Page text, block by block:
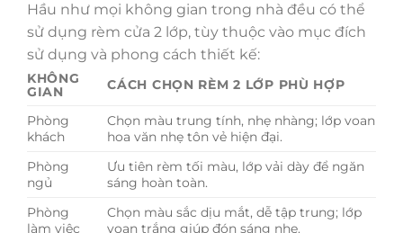
Hầu như mọi không gian trong nhà đều có thể
sử dụng rèm cửa 2 lớp, tùy thuộc vào mục đích
sử dụng và phong cách thiết kế:
KHÔNG
GIAN
CÁCH CHỌN RÈM 2 LỚP PHÙ HỢP
Phòng
khách
Chọn màu trung tính, nhẹ nhàng; lớp voan
hoa văn nhẹ tôn vẻ hiện đại.
Phòng
ngủ
Ưu tiên rèm tối màu, lớp vải dày để ngăn
sáng hoàn toàn.
Phòng
làm việc
Chọn màu sắc dịu mắt, dễ tập trung; lớp
voan trắng giúp đón sáng nhẹ.